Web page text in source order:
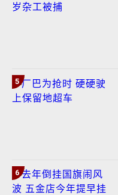
5
6